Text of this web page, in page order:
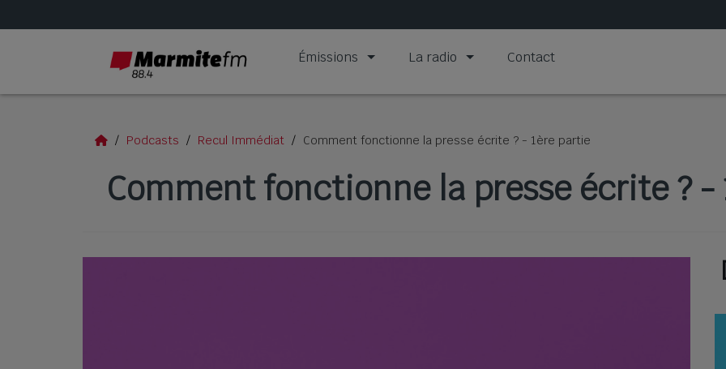
Émissions La radio Contact
Podcasts Recul Immédiat Comment fonctionne la presse écrite ? - 1ère partie
Comment fonctionne la presse écrite ? -